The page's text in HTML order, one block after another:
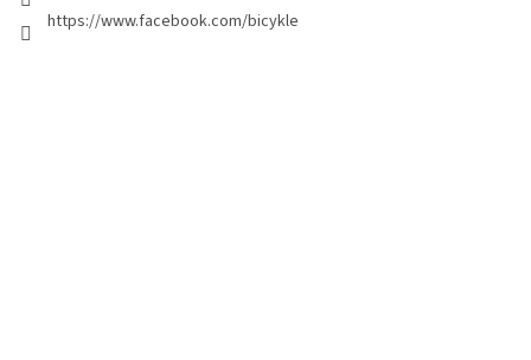
https://www.facebook.com/bicykle